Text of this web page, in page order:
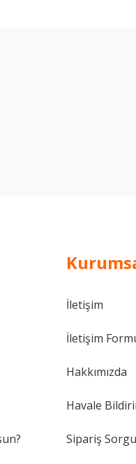
İletişim
İletişim
Hakkımızda
Havale
Sipariş